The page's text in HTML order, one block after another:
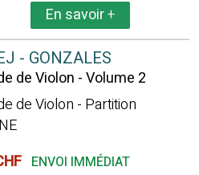
En savoir+
- GONZALES
de Violon - Volume 2
de Violon - Partition
ENVOI IMMÉDIAT